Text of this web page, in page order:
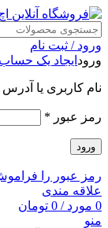
ورود / ثبت نام
ورود ایجاد یک
نام کاربری یا آدرس
رمز عبور *
ورود
رمز عبور را
علاقه مندی
0 مورد /
0 تومان
منو